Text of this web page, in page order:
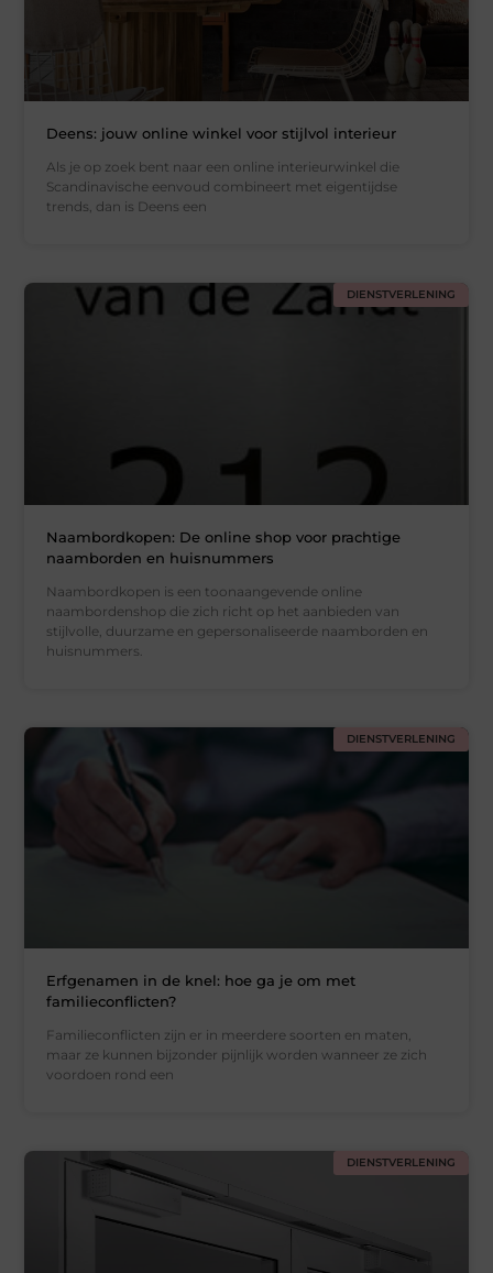
Deens: jouw online winkel voor stijlvol interieur
Als je op zoek bent naar een online interieurwinkel die
Scandinavische eenvoud combineert met eigentijdse
trends, dan is Deens een
DIENSTVERLENING
Naambordkopen: De online shop voor prachtige
naamborden en huisnummers
Naambordkopen is een toonaangevende online
naambordenshop die zich richt op het aanbieden van
stijlvolle, duurzame en gepersonaliseerde naamborden en
huisnummers.
DIENSTVERLENING
Erfgenamen in de knel: hoe ga je om met
familieconflicten?
Familieconflicten zijn er in meerdere soorten en maten,
maar ze kunnen bijzonder pijnlijk worden wanneer ze zich
voordoen rond een
DIENSTVERLENING